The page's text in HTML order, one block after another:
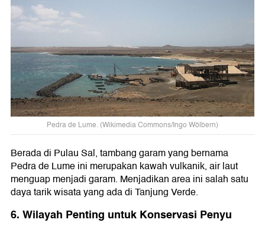
Pedra de Lume. (Wikimedia Commons/Ingo Wölbern)
Berada di Pulau Sal, tambang garam yang bernama
Pedra de Lume ini merupakan kawah vulkanik, air laut
menguap menjadi garam. Menjadikan area ini salah satu
daya tarik wisata yang ada di Tanjung Verde.
6. Wilayah Penting untuk Konservasi Penyu